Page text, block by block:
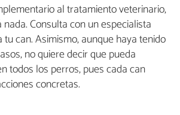
al tratamiento veterinario,
Consulta con un especialista
can. Asimismo, aunque haya tenido
no quiere decir que pueda
todos los perros, pues cada can
concretas.